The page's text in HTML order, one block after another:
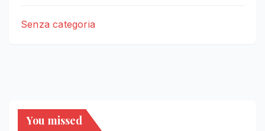
Senza categoria
You missed